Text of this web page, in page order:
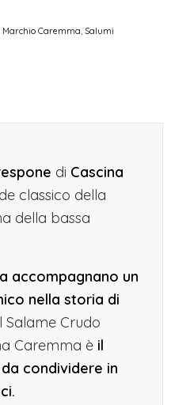
Marchio Caremma, Salumi
di Cascina
classico della
della bassa
accompagnano un
nella storia di
Salame Crudo
Caremma è il
condividere in